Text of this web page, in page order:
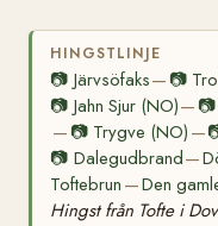
HINGSTLINJE
📷 Järvsöfaks— 📷
📷 Jahn Sjur (NO)— 📷
— 📷 Trygve (NO) —
📷 Dalegudbrand—
Toftebrun —Den
Hingst från Tofte i